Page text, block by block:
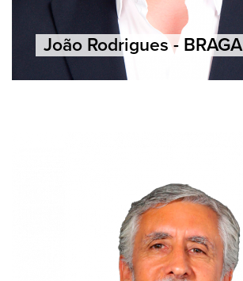
João Rodrigues - BRAGA